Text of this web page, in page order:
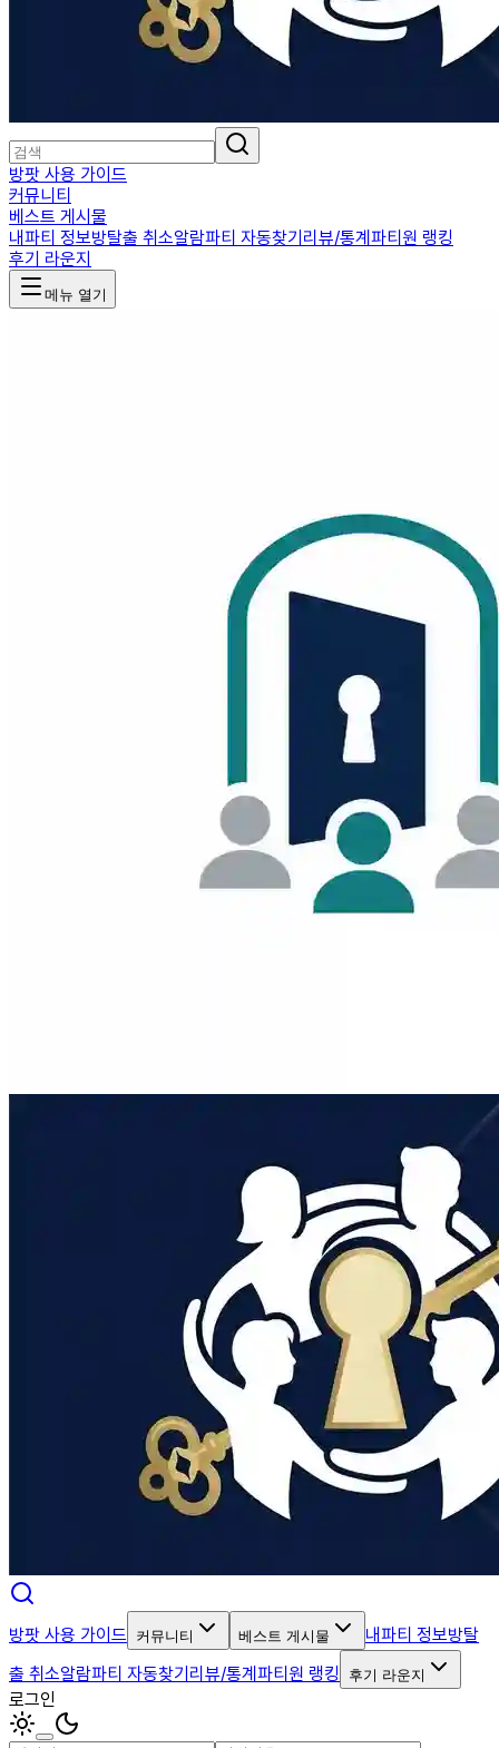
방팟 사용 가이드
커뮤니티
베스트 게시물
내파티 정보방탈출 취소알람파티 자동찾기리뷰/통계파티원 랭킹
후기 라운지
메뉴 열기
방팟 사용 가이드 커뮤니티 베스트 게시물 내파티 정보방탈
출 취소알람파티 자동찾기리뷰/통계파티원 랭킹 후기 라운지
로그인